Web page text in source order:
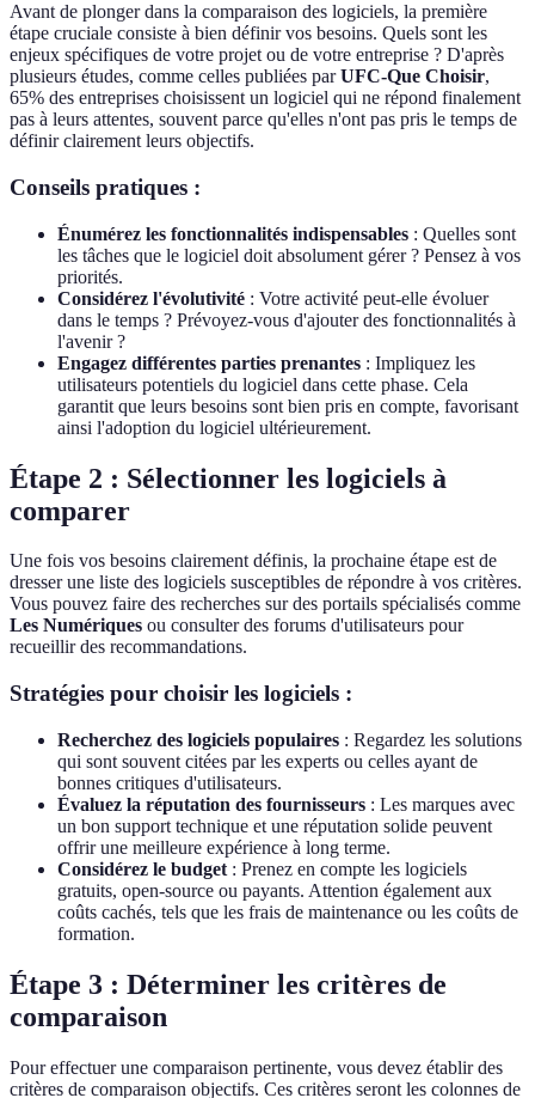
Avant de plonger dans la comparaison des logiciels, la première
étape cruciale consiste à bien définir vos besoins. Quels sont les
enjeux spécifiques de votre projet ou de votre entreprise ? D'après
plusieurs études, comme celles publiées parUFC-Que Choisir,
65% des entreprises choisissent un logiciel qui ne répond finalement
pas à leurs attentes, souvent parce qu'elles n'ont pas pris le temps de
définir clairement leurs objectifs.
Conseils pratiques :
Énumérez les fonctionnalités indispensables : Quelles sont
les tâches que le logiciel doit absolument gérer ? Pensez à vos
priorités.
Considérez l'évolutivité : Votre activité peut-elle évoluer
dans le temps ? Prévoyez-vous d'ajouter des fonctionnalités à
l'avenir ?
Engagez différentes parties prenantes : Impliquez les
utilisateurs potentiels du logiciel dans cette phase. Cela
garantit que leurs besoins sont bien pris en compte, favorisant
ainsi l'adoption du logiciel ultérieurement.
Étape 2 : Sélectionner les logiciels à
comparer
Une fois vos besoins clairement définis, la prochaine étape est de
dresser une liste des logiciels susceptibles de répondre à vos critères.
Vous pouvez faire des recherches sur des portails spécialisés comme
Les Numériques ou consulter des forums d'utilisateurs pour
recueillir des recommandations.
Stratégies pour choisir les logiciels :
Recherchez des logiciels populaires : Regardez les solutions
qui sont souvent citées par les experts ou celles ayant de
bonnes critiques d'utilisateurs.
Évaluez la réputation des fournisseurs : Les marques avec
un bon support technique et une réputation solide peuvent
offrir une meilleure expérience à long terme.
Considérez le budget : Prenez en compte les logiciels
gratuits, open-source ou payants. Attention également aux
coûts cachés, tels que les frais de maintenance ou les coûts de
formation.
Étape 3 : Déterminer les critères de
comparaison
Pour effectuer une comparaison pertinente, vous devez établir des
critères de comparaison objectifs. Ces critères seront les colonnes de